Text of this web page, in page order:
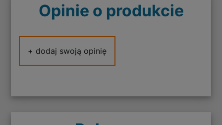
Opinie o produkcie
+ dodaj swoją opinię